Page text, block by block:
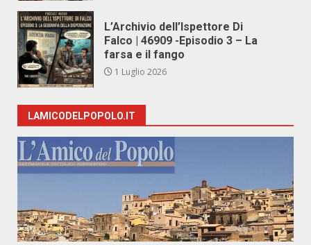
L’Archivio dell’Ispettore Di
Falco | 46909 -Episodio 3 – La
farsa e il fango
1 Luglio 2026
LAMICODELPOPOLO.IT